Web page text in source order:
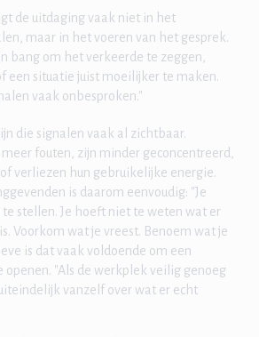
de uitdaging vaak niet in het
maar in het voeren van het gesprek.
bang om het verkeerde te zeggen,
een situatie juist moeilijker te maken.
vaak onbesproken."
die signalen vaak al zichtbaar.
fouten, zijn minder geconcentreerd,
verliezen hun gebruikelijke energie.
is daarom eenvoudig: "Je
stellen. Je hoeft niet te weten wat er
Voorkom wat je vreest. Benoem wat je
is dat vaak voldoende om een
openen. "Als de werkplek veilig genoeg
vanzelf over wat er echt